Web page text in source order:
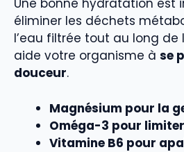
Une bonne hydratation est
éliminer les déchets
l’eau filtrée tout au long de
aide votre organisme à se
douceur.
Magnésium pour la
Oméga-3 pour
Vitamine B6 pour